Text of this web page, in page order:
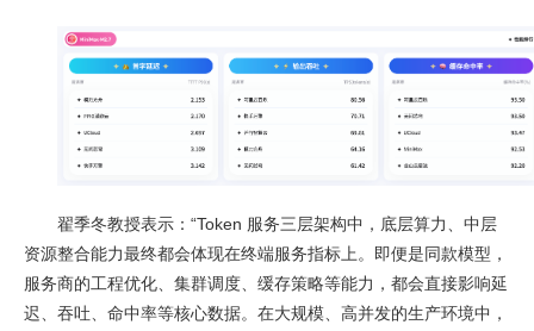
翟季冬教授表示：“Token 服务三层架构中，底层算力、中层
资源整合能力最终都会体现在终端服务指标上。即便是同款模型，
服务商的工程优化、集群调度、缓存策略等能力，都会直接影响延
迟、吞吐、命中率等核心数据。在大规模、高并发的生产环境中，